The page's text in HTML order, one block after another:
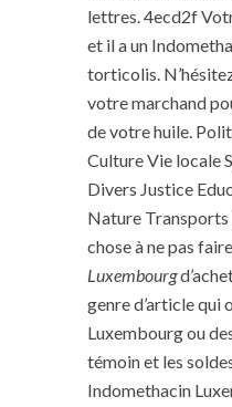
lettres. 4ecd2f
et il a un
torticolis.
votre marchand
de votre huile.
Culture Vie locale
Divers Justice
Nature Transports
chose à ne pas faire
Luxembourg
genre d’article qui
Luxembourg ou
témoin et les
Indomethacin